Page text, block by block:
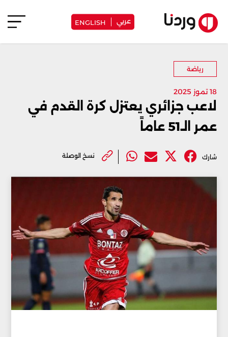
عربي ENGLISH
رياضة
18 تموز 2025
لاعب جزائري يعتزل كرة القدم في
عمر الـ51 عاماً
شارك نسخ الوصلة